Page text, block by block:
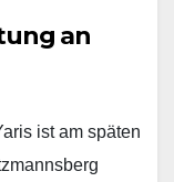
an
ist am späten